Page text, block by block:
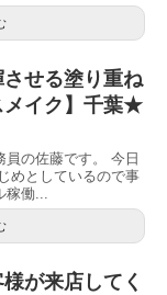
せる塗り重ね
イク】千葉★
員の佐藤です。 今日
めとしているので事
働...
が来店してく